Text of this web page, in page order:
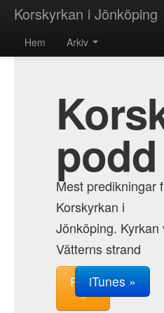
Korskyrkan i Jönköping
Hem
Arkiv
podd
Mest predikningar
Korskyrkan i
Jönköping. Kyrkan
Vätterns strand
RSS
»
iTunes »